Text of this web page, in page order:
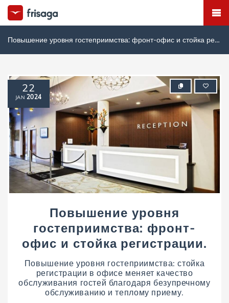
Повышение уровня гостеприимства: фронт-офис и стойка регистрации.
Повышение уровня
гостеприимства: фронт-
офис и стойка регистрации.
Повышение уровня гостеприимства: стойка
регистрации в офисе меняет качество
обслуживания гостей благодаря безупречному
обслуживанию и теплому приему.
22
JAN 2024